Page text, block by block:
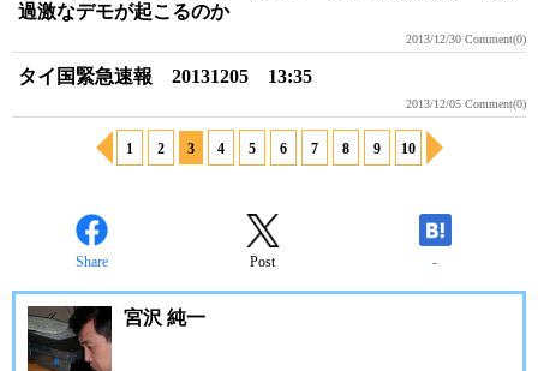
過激なデモが起こるのか
2013/12/30 Comment(0)
タイ国緊急速報 20131205 13:35
2013/12/05 Comment(0)
1 2 3 4 5 6 7 8 9 10
Share Post -
宮沢 純一